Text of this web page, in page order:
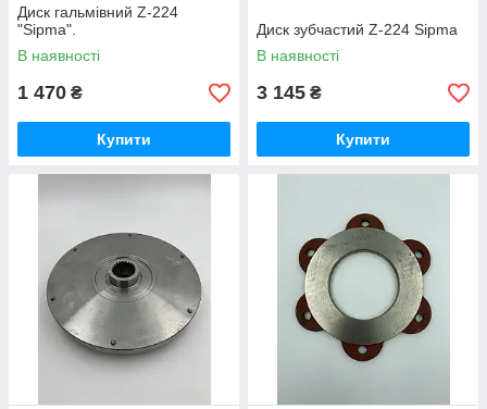
Диск гальмівний Z-224
"Sipma".
В наявності
1 470 ₴
Купити
Диск зубчастий Z-224 Sipma
В наявності
3 145 ₴
Купити